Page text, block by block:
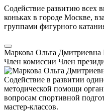
Содействие развитию всех
коньках в городе Москве,
группами фигурного
Маркова Ольга Дмитриевна
Член комиссии Член
Содействие в развитии
методической помощи
вопросам спортивной
мастер-классов.